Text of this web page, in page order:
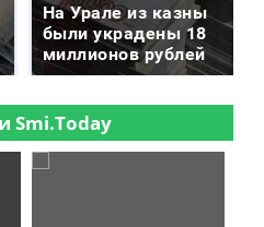
На Урале из казны
были украдены 18
миллионов рублей